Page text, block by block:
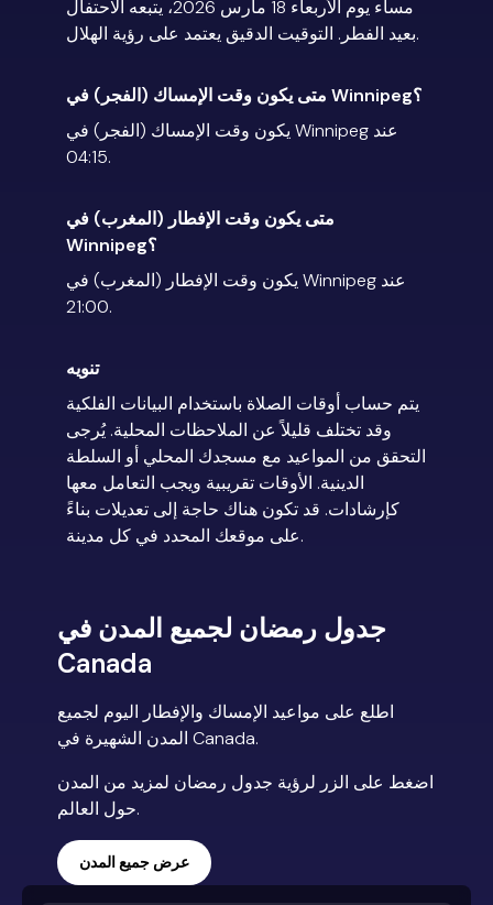
مساء يوم الأربعاء 18 مارس 2026، يتبعه الاحتفال
بعيد الفطر. التوقيت الدقيق يعتمد على رؤية الهلال.
متى يكون وقت الإمساك (الفجر) في Winnipeg؟
يكون وقت الإمساك (الفجر) في Winnipeg عند
04:15.
متى يكون وقت الإفطار (المغرب) في
Winnipeg؟
يكون وقت الإفطار (المغرب) في Winnipeg عند
21:00.
تنويه
يتم حساب أوقات الصلاة باستخدام البيانات الفلكية
وقد تختلف قليلاً عن الملاحظات المحلية. يُرجى
التحقق من المواعيد مع مسجدك المحلي أو السلطة
الدينية. الأوقات تقريبية ويجب التعامل معها
كإرشادات. قد تكون هناك حاجة إلى تعديلات بناءً
على موقعك المحدد في كل مدينة.
جدول رمضان لجميع المدن في
Canada
اطلع على مواعيد الإمساك والإفطار اليوم لجميع
المدن الشهيرة في Canada.
اضغط على الزر لرؤية جدول رمضان لمزيد من المدن
حول العالم.
عرض جميع المدن